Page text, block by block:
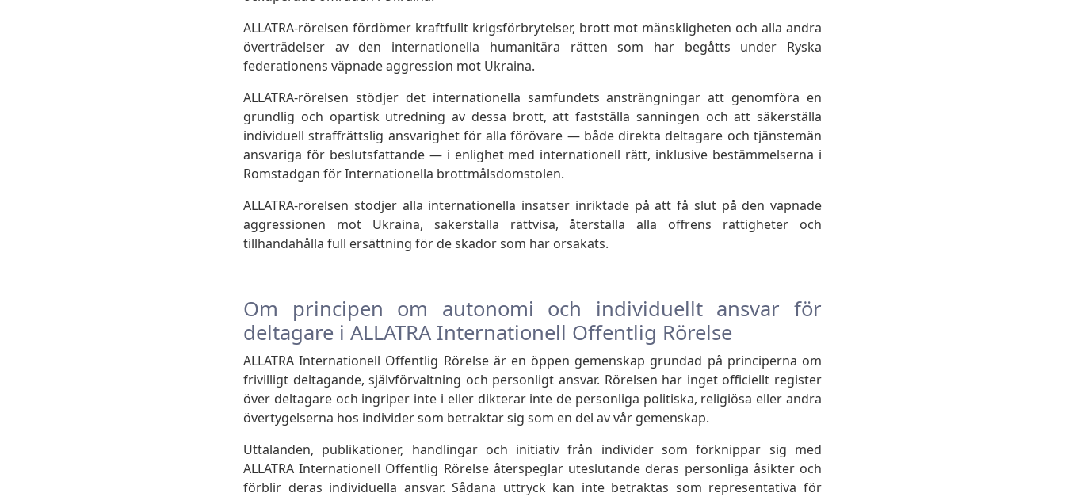
ALLATRA-rörelsen fördömer kraftfullt krigsförbrytelser, brott mot mänskligheten och alla andra
överträdelser av den internationella humanitära rätten som har begåtts under Ryska
federationens väpnade aggression mot Ukraina.
ALLATRA-rörelsen stödjer det internationella samfundets ansträngningar att genomföra en
grundlig och opartisk utredning av dessa brott, att fastställa sanningen och att säkerställa
individuell straffrättslig ansvarighet för alla förövare — både direkta deltagare och tjänstemän
ansvariga för beslutsfattande — i enlighet med internationell rätt, inklusive bestämmelserna i
Romstadgan för Internationella brottmålsdomstolen.
ALLATRA-rörelsen stödjer alla internationella insatser inriktade på att få slut på den väpnade
aggressionen mot Ukraina, säkerställa rättvisa, återställa alla offrens rättigheter och
tillhandahålla full ersättning för de skador som har orsakats.
Om principen om autonomi och individuellt ansvar för
deltagare i ALLATRA Internationell Offentlig Rörelse
ALLATRA Internationell Offentlig Rörelse är en öppen gemenskap grundad på principerna om
frivilligt deltagande, självförvaltning och personligt ansvar. Rörelsen har inget officiellt register
över deltagare och ingriper inte i eller dikterar inte de personliga politiska, religiösa eller andra
övertygelserna hos individer som betraktar sig som en del av vår gemenskap.
Uttalanden, publikationer, handlingar och initiativ från individer som förknippar sig med
ALLATRA Internationell Offentlig Rörelse återspeglar uteslutande deras personliga åsikter och
förblir deras individuella ansvar. Sådana uttryck kan inte betraktas som representativa för